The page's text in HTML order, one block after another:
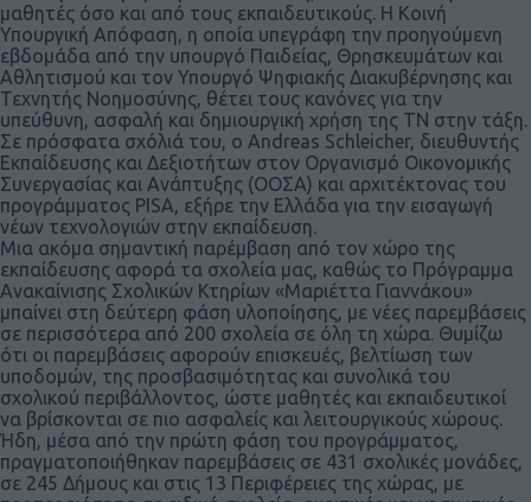
μαθητές όσο και από τους εκπαιδευτικούς. Η Κοινή
Υπουργική Απόφαση, η οποία υπεγράφη την προηγούμενη
εβδομάδα από την υπουργό Παιδείας, Θρησκευμάτων και
Αθλητισμού και τον Υπουργό Ψηφιακής Διακυβέρνησης και
Τεχνητής Νοημοσύνης, θέτει τους κανόνες για την
υπεύθυνη, ασφαλή και δημιουργική χρήση της ΤΝ στην τάξη.
Σε πρόσφατα σχόλιά του, ο Andreas Schleicher, διευθυντής
Εκπαίδευσης και Δεξιοτήτων στον Οργανισμό Οικονομικής
Συνεργασίας και Ανάπτυξης (ΟΟΣΑ) και αρχιτέκτονας του
προγράμματος PISA, εξήρε την Ελλάδα για την εισαγωγή
νέων τεχνολογιών στην εκπαίδευση.
Μια ακόμα σημαντική παρέμβαση από τον χώρο της
εκπαίδευσης αφορά τα σχολεία μας, καθώς το Πρόγραμμα
Ανακαίνισης Σχολικών Κτηρίων «Μαριέττα Γιαννάκου»
μπαίνει στη δεύτερη φάση υλοποίησης, με νέες παρεμβάσεις
σε περισσότερα από 200 σχολεία σε όλη τη χώρα. Θυμίζω
ότι οι παρεμβάσεις αφορούν επισκευές, βελτίωση των
υποδομών, της προσβασιμότητας και συνολικά του
σχολικού περιβάλλοντος, ώστε μαθητές και εκπαιδευτικοί
να βρίσκονται σε πιο ασφαλείς και λειτουργικούς χώρους.
Ήδη, μέσα από την πρώτη φάση του προγράμματος,
πραγματοποιήθηκαν παρεμβάσεις σε 431 σχολικές μονάδες,
σε 245 Δήμους και στις 13 Περιφέρειες της χώρας, με